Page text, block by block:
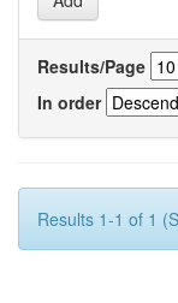
Results/Page
In order
Results 1-1 of 1